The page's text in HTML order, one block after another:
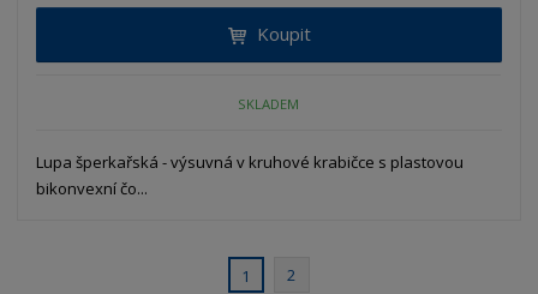
Koupit
SKLADEM
Lupa šperkařská - výsuvná v kruhové krabičce s plastovou
bikonvexní čo...
1 2